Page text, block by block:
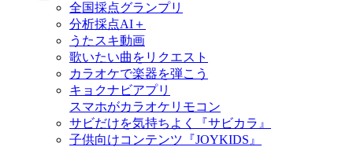
全国採点グランプリ
分析採点AI＋
うたスキ動画
歌いたい曲をリクエスト
カラオケで楽器を弾こう
キョクナビアプリ
スマホがカラオケリモコン
サビだけを気持ちよく『サビカラ』
子供向けコンテンツ『JOYKIDS』